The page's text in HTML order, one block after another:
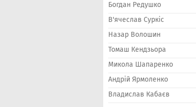
Богдан Редушко
В'ячеслав Суркіс
Назар Волошин
Томаш Кендзьора
Микола Шапаренко
Андрій Ярмоленко
Владислав Кабаєв